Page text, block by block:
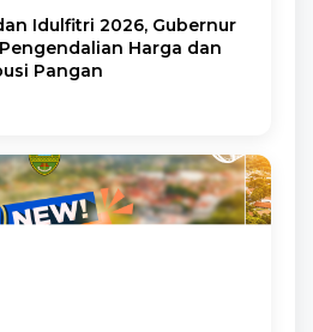
Idulfitri 2026, Gubernur
Harga dan
Pangan